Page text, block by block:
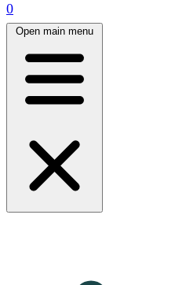
0
Open main menu